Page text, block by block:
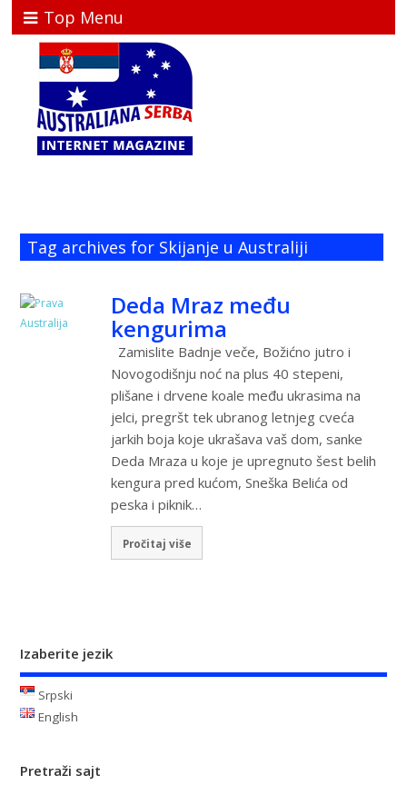
Top Menu
Tag archives for Skijanje u Australiji
Deda Mraz među
kengurima
Zamislite Badnje veče, Božićno jutro i
Novogodišnju noć na plus 40 stepeni,
plišane i drvene koale među ukrasima na
jelci, pregršt tek ubranog letnjeg cveća
jarkih boja koje ukrašava vaš dom, sanke
Deda Mraza u koje je upregnuto šest belih
kengura pred kućom, Sneška Belića od
peska i piknik…
Pročitaj više
Izaberite jezik
Srpski
English
Pretraži sajt